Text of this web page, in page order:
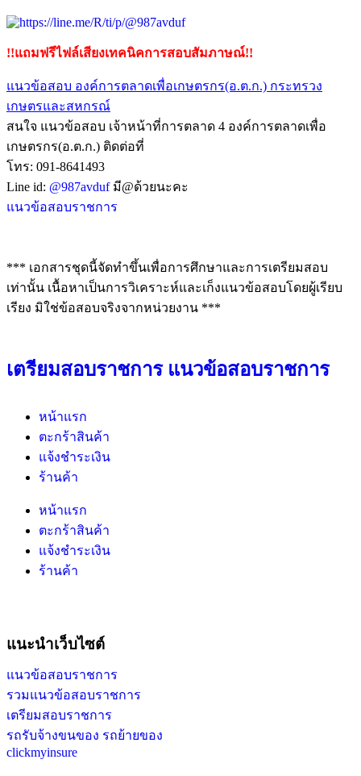
!!แถมฟรีไฟล์เสียงเทคนิคการสอบสัมภาษณ์!!
แนวข้อสอบ องค์การตลาดเพื่อเกษตรกร(อ.ต.ก.) กระทรวง
เกษตรและสหกรณ์
สนใจ แนวข้อสอบ เจ้าหน้าที่การตลาด 4 องค์การตลาดเพื่อ
เกษตรกร(อ.ต.ก.) ติดต่อที่
โทร: 091-8641493
Line id: @987avdufมี@ด้วยนะคะ
แนวข้อสอบราชการ
*** เอกสารชุดนี้จัดทำขึ้นเพื่อการศึกษาและการเตรียมสอบ
เท่านั้น เนื้อหาเป็นการวิเคราะห์และเก็งแนวข้อสอบโดยผู้เรียบ
เรียง มิใช่ข้อสอบจริงจากหน่วยงาน ***
เตรียมสอบราชการ แนวข้อสอบราชการ
หน้าแรก
ตะกร้าสินค้า
แจ้งชำระเงิน
ร้านค้า
หน้าแรก
ตะกร้าสินค้า
แจ้งชำระเงิน
ร้านค้า
แนะนำเว็บไซต์
แนวข้อสอบราชการ
รวมแนวข้อสอบราชการ
เตรียมสอบราชการ
รถรับจ้างขนของ รถย้ายของ
clickmyinsure